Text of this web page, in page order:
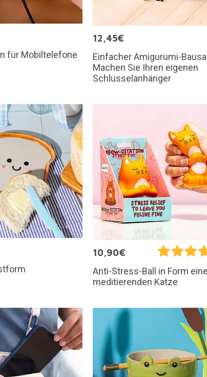
für Mobiltelefone
12,45€
Einfacher Amigurumi-
Machen Sie Ihren eigenen
Schlüsselanhänger
10,90€
Anti-Stress-Ball in Form
meditierenden Katze